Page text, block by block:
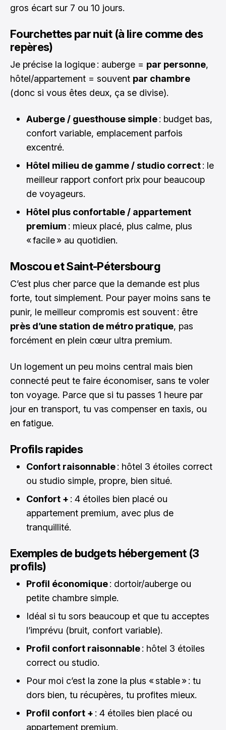
gros écart sur 7 ou 10 jours.
Fourchettes par nuit (à lire comme des
repères)
Je précise la logique : auberge = par personne,
hôtel/appartement = souvent par chambre
(donc si vous êtes deux, ça se divise).
Auberge / guesthouse simple: budget bas,
confort variable, emplacement parfois
excentré.
Hôtel milieu de gamme / studio correct: le
meilleur rapport confort prix pour beaucoup
de voyageurs.
Hôtel plus confortable / appartement
premium : mieux placé, plus calme, plus
« facile » au quotidien.
Moscou et Saint-Pétersbourg
C’est plus cher parce que la demande est plus
forte, tout simplement. Pour payer moins sans te
punir, le meilleur compromis est souvent : être
près d’une station de métro pratique, pas
forcément en plein cœur ultra premium.
Un logement un peu moins central mais bien
connecté peut te faire économiser, sans te voler
ton voyage. Parce que si tu passes 1 heure par
jour en transport, tu vas compenser en taxis, ou
en fatigue.
Profils rapides
Confort raisonnable: hôtel 3 étoiles correct
ou studio simple, propre, bien situé.
Confort + : 4 étoiles bien placé ou
appartement premium, avec plus de
tranquillité.
Exemples de budgets hébergement (3
profils)
Profil économique: dortoir/auberge ou
petite chambre simple.
Idéal si tu sors beaucoup et que tu acceptes
l’imprévu (bruit, confort variable).
Profil confort raisonnable: hôtel 3 étoiles
correct ou studio.
Pour moi c’est la zone la plus « stable » : tu
dors bien, tu récupères, tu profites mieux.
Profil confort + : 4 étoiles bien placé ou
appartement premium.